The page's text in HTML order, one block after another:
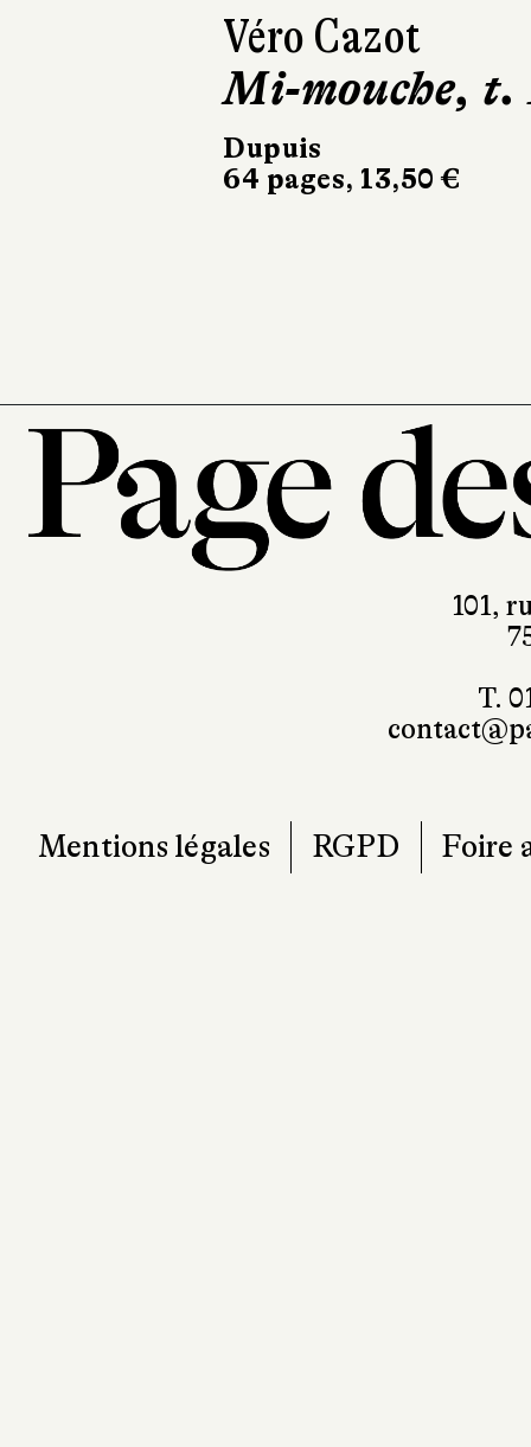
Véro Cazot
Mi-mouche, t.
Dupuis
64 pages, 13,50 €
Michel Durand
Les
Travailleurs
la mer
101,
T.
Mentions légales RGPD Foire